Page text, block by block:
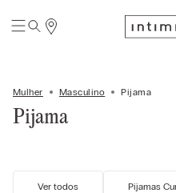
Mulher Masculino Pijama
Pijama
Ver todos Pijamas